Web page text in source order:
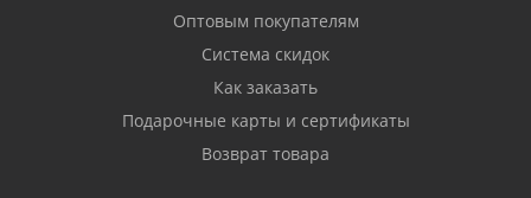
Оптовым покупателям
Система скидок
Как заказать
Подарочные карты и сертификаты
Возврат товара